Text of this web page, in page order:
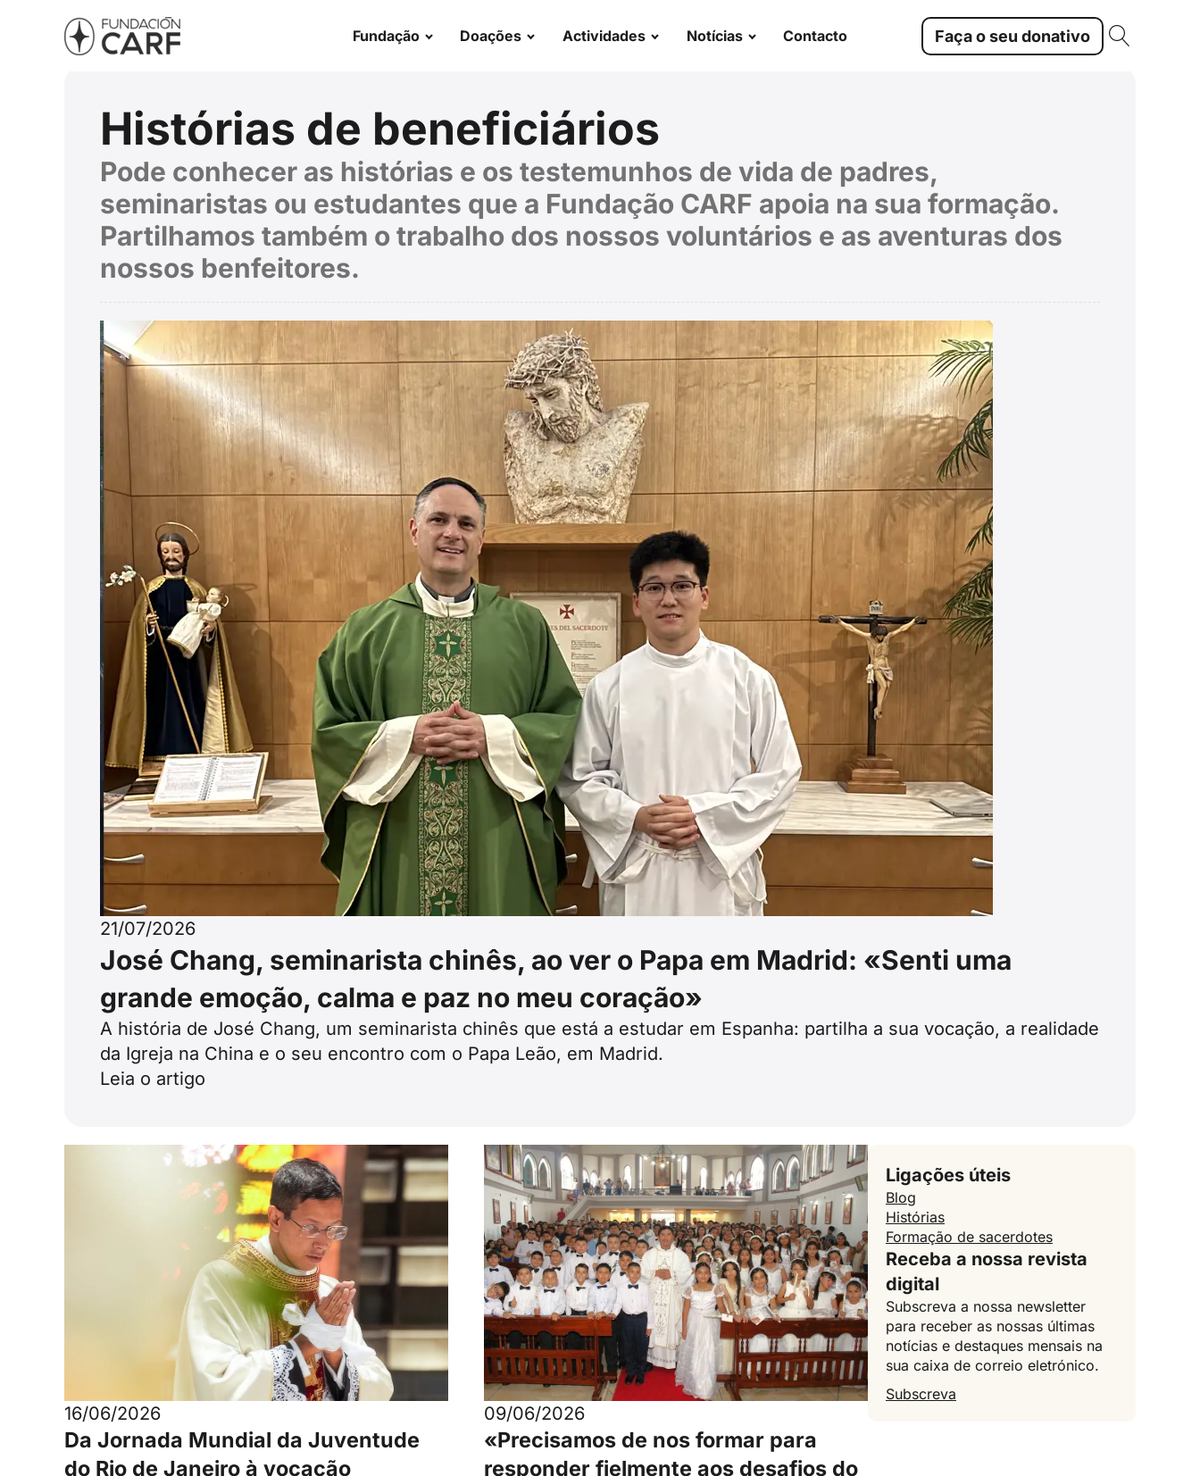
Fundação Doações Actividades Notícias Contacto Faça o seu donativo
Histórias de beneficiários
Pode conhecer as histórias e os testemunhos de vida de padres,
seminaristas ou estudantes que a Fundação CARF apoia na sua formação.
Partilhamos também o trabalho dos nossos voluntários e as aventuras dos
nossos benfeitores.
21/07/2026
José Chang, seminarista chinês, ao ver o Papa em Madrid: «Senti uma
grande emoção, calma e paz no meu coração»
A história de José Chang, um seminarista chinês que está a estudar em Espanha: partilha a sua vocação, a realidade
da Igreja na China e o seu encontro com o Papa Leão, em Madrid.
Leia o artigo
16/06/2026
Da Jornada Mundial da Juventude
do Rio de Janeiro à vocação
09/06/2026
«Precisamos de nos formar para
responder fielmente aos desafios do
Ligações úteis
Blog
Histórias
Formação de sacerdotes
Receba a nossa revista
digital
Subscreva a nossa newsletter
para receber as nossas últimas
notícias e destaques mensais na
sua caixa de correio eletrónico.
Subscreva